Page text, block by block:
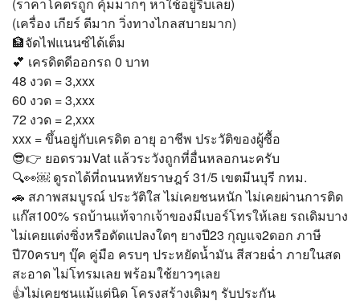
(เครื่อง เกียร์ ดีมาก วิ่งทางไกลสบายมาก)
🏦จัดไฟแนนซ์ได้เต็ม
💕 เครดิตดีออกรถ 0 บาท
48 งวด = 3,xxx
60 งวด = 3,xxx
72 งวด = 2,xxx
xxx = ขึ้นอยู่กับเครดิต อายุ อาชีพ ประวัติของผู้ซื้อ
😎👉 ยอดรวมVat แล้วระวังถูกที่อื่นหลอกนะครับ
🔍👀￼ ดูรถได้ที่ถนนหทัยราษฎร์ 31/5 เขตมีนบุรี กทม.
🚗 สภาพสมบูรณ์ ประวัติใส ไม่เคยชนหนัก ไม่เคยผ่านการติด
แก๊ส100% รถบ้านแท้จากเจ้าของมีเบอร์โทรให้เลย รถเดิมบาง
ไม่เคยแต่งซิ่งหรือดัดแปลงใดๆ ยางปี23 กุญแจ2ดอก ภาษี
ปี70ครบๆ บุ๊ค คู่มือ ครบๆ ประหยัดน้ำมัน สีสวยฉ่ำ ภายในสด
สะอาด ไม่โทรมเลย พร้อมใช้ยาวๆเลย
👍ไม่เคยชนแม้แต่นิด โครงสร้างเดิมๆ รับประกัน